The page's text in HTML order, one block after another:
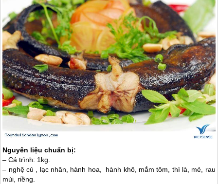
Nguyên liệu chuẩn bị:
– Cá trình: 1kg.
– nghệ củ , lạc nhân, hành hoa, hành khô, mắm tôm, thì là, mẻ, rau
mùi, riềng.